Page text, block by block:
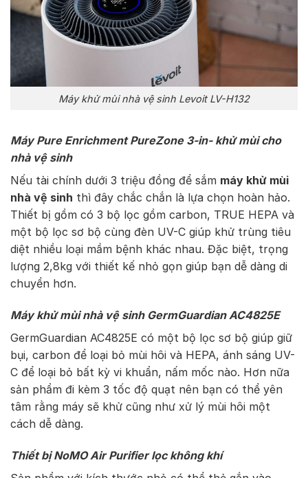
Máy khử mùi nhà vệ sinh Levoit LV-H132
Máy Pure Enrichment PureZone 3-in- khử mùi cho
nhà vệ sinh
Nếu tài chính dưới 3 triệu đồng để sắm máy khử mùi
nhà vệ sinh thì đây chắc chắn là lựa chọn hoàn hảo.
Thiết bị gồm có 3 bộ lọc gồm carbon, TRUE HEPA và
một bộ lọc sơ bộ cùng đèn UV-C giúp khử trùng tiêu
diệt nhiều loại mầm bệnh khác nhau. Đặc biệt, trọng
lượng 2,8kg với thiết kế nhỏ gọn giúp bạn dễ dàng di
chuyển hơn.
Máy khử mùi nhà vệ sinh GermGuardian AC4825E
GermGuardian AC4825E có một bộ lọc sơ bộ giúp giữ
bụi, carbon để loại bỏ mùi hôi và HEPA, ánh sáng UV-
C để loại bỏ bất kỳ vi khuẩn, nấm mốc nào. Hơn nữa
sản phẩm đi kèm 3 tốc độ quạt nên bạn có thể yên
tâm rằng máy sẽ khử cũng như xử lý mùi hôi một
cách dễ dàng.
Thiết bị NoMO Air Purifier lọc không khí